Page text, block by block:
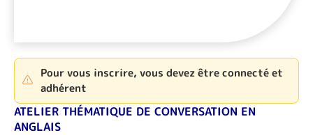
Pour vous inscrire, vous devez être connecté et
adhérent
ATELIER THÉMATIQUE DE CONVERSATION EN
ANGLAIS